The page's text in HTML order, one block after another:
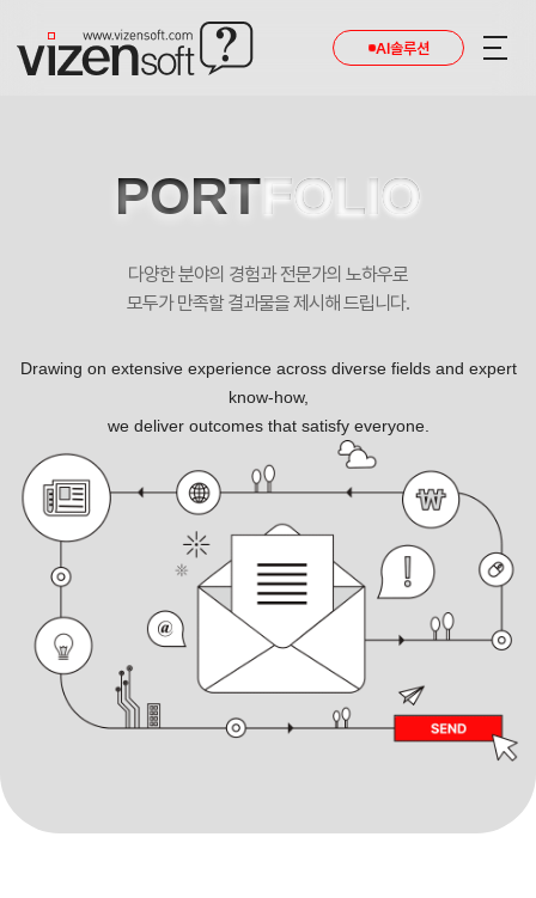
AI솔루션
연세사랑모아산부인과 포트폴리오
PORTFOLIO
다양한 분야의 경험과 전문가의 노하우로
모두가 만족할 결과물을 제시해 드립니다.
Drawing on extensive experience across diverse fields and expert
know-how,
we deliver outcomes that satisfy everyone.